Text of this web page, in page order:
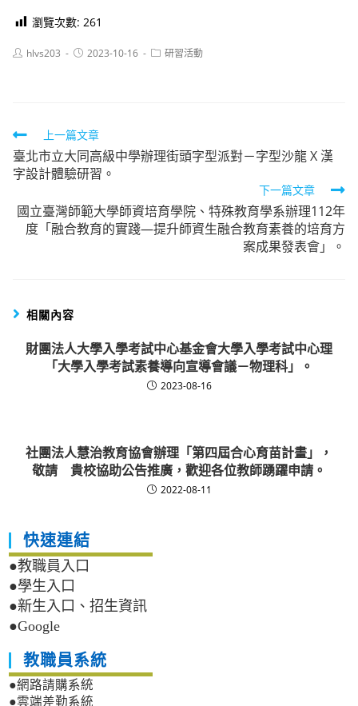
瀏覽次數: 261
Posthlvs203
Post2023-10-16
Post研習活動
Read
more
articles
上一篇文章
臺北市立大同高級中學辦理街頭字型派對－字型沙龍 X 漢
字設計體驗研習。
下一篇文章
國立臺灣師範大學師資培育學院、特殊教育學系辦理112年
度「融合教育的實踐—提升師資生融合教育素養的培育方
案成果發表會」。
相關內容
財團法人大學入學考試中心基金會大學入學考試中心理
「大學入學考試素養導向宣導會議－物理科」。
2023-08-16
社團法人慧治教育協會辦理「第四屆合心育苗計畫」，
敬請 貴校協助公告推廣，歡迎各位教師踴躍申請。
2022-08-11
快速連結
●教職員入口
●學生入口
●新生入口、招生資訊
●Google
教職員系統
●網路請購系統
●雲端差勤系統